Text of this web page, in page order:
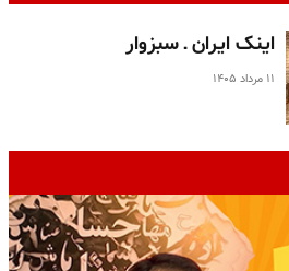
اینک ایران ـ سبزوار
۱۱ مرداد ۱۴۰۵